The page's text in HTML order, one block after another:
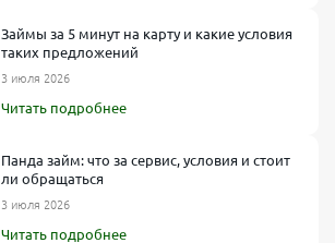
Займы за 5 минут на карту и какие условия
таких предложений
3 июля 2026
Читать подробнее
Панда займ: что за сервис, условия и стоит
ли обращаться
3 июля 2026
Читать подробнее